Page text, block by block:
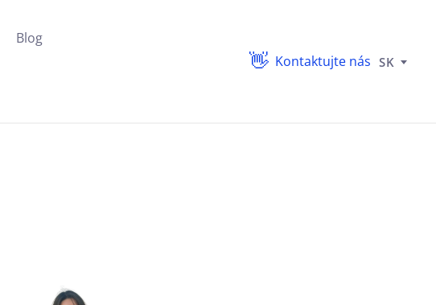
Blog
Kontaktujte nás SK